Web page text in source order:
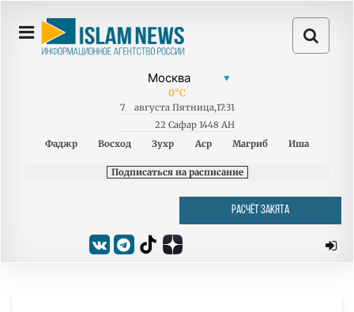
0°C
7 августа Пятница,17:31
22 Сафар 1448 AH
Фаджр
Восход Зухр Аср Магриб Иша
Подписаться на расписание
РАСЧЁТ ЗАКЯТА